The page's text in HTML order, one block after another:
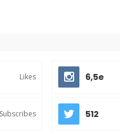
Likes 6,5e
Subscribes 512